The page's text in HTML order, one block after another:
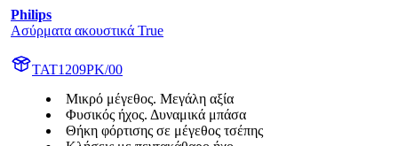
Philips
Ασύρματα ακουστικά True
TAT1209PK/00
Μικρό μέγεθος. Μεγάλη αξία
Φυσικός ήχος. Δυναμικά μπάσα
Θήκη φόρτισης σε μέγεθος τσέπης